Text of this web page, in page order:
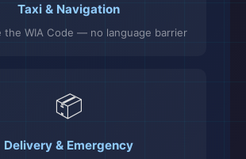
Taxi & Navigation
the WIA Code — no language barrier
📦
Delivery & Emergency